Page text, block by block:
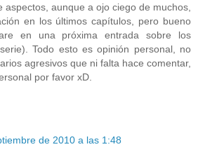
aspectos, aunque a ojo ciego de muchos,
en los últimos capítulos, pero bueno
en una próxima entrada sobre los
Todo esto es opinión personal, no
agresivos que ni falta hace comentar,
por favor xD.
de 2010 a las 1:48